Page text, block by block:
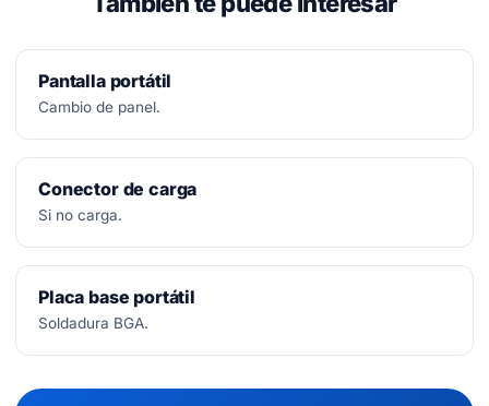
Pantalla portátil
Cambio de panel.
Conector de carga
Si no carga.
Placa base portátil
Soldadura BGA.